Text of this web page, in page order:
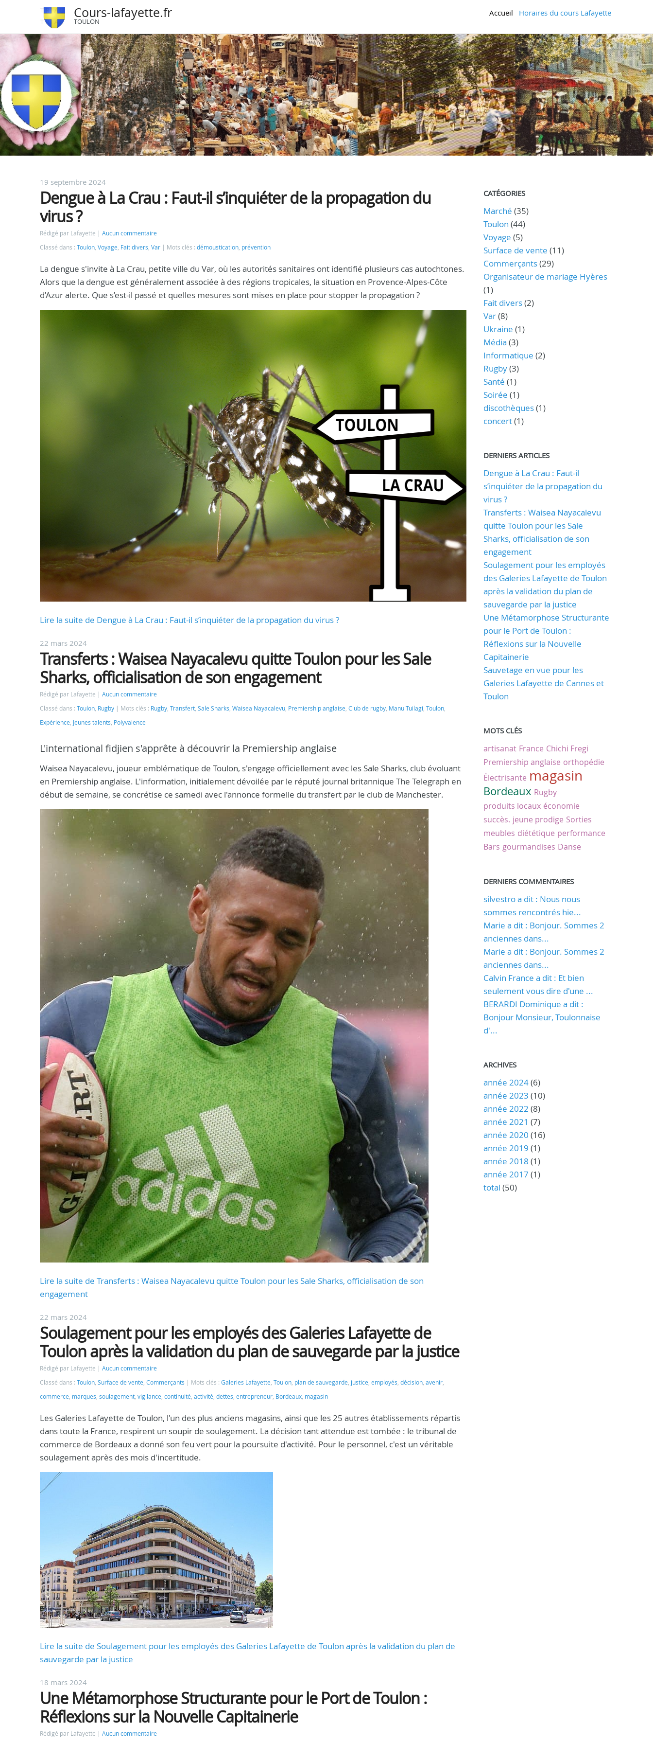
Cours-lafayette.fr
TOULON
Accueil Horaires du cours Lafayette
19 septembre 2024
Dengue à La Crau : Faut-il s’inquiéter de la propagation du
virus ?
Rédigé par Lafayette
Aucun commentaire
Classé dans : Toulon, Voyage, Fait divers, Var Mots clés : démoustication, prévention
La dengue s'invite à La Crau, petite ville du Var, où les autorités sanitaires ont identifié plusieurs cas autochtones.
Alors que la dengue est généralement associée à des régions tropicales, la situation en Provence-Alpes-Côte
d’Azur alerte. Que s’est-il passé et quelles mesures sont mises en place pour stopper la propagation ?
Lire la suite de Dengue à La Crau : Faut-il s’inquiéter de la propagation du virus ?
22 mars 2024
Transferts : Waisea Nayacalevu quitte Toulon pour les Sale
Sharks, officialisation de son engagement
Rédigé par Lafayette
Aucun commentaire
Classé dans : Toulon, Rugby Mots clés : Rugby, Transfert, Sale Sharks, Waisea Nayacalevu, Premiership anglaise, Club de rugby, Manu Tuilagi, Toulon,
Expérience, Jeunes talents, Polyvalence
L'international fidjien s'apprête à découvrir la Premiership anglaise
Waisea Nayacalevu, joueur emblématique de Toulon, s'engage officiellement avec les Sale Sharks, club évoluant
en Premiership anglaise. L'information, initialement dévoilée par le réputé journal britannique The Telegraph en
début de semaine, se concrétise ce samedi avec l'annonce formelle du transfert par le club de Manchester.
Lire la suite de Transferts : Waisea Nayacalevu quitte Toulon pour les Sale Sharks, officialisation de son
engagement
22 mars 2024
Soulagement pour les employés des Galeries Lafayette de
Toulon après la validation du plan de sauvegarde par la justice
Rédigé par Lafayette
Aucun commentaire
Classé dans : Toulon, Surface de vente, Commerçants Mots clés : Galeries Lafayette, Toulon, plan de sauvegarde, justice, employés, décision, avenir,
commerce, marques, soulagement, vigilance, continuité, activité, dettes, entrepreneur, Bordeaux, magasin
Les Galeries Lafayette de Toulon, l'un des plus anciens magasins, ainsi que les 25 autres établissements répartis
dans toute la France, respirent un soupir de soulagement. La décision tant attendue est tombée : le tribunal de
commerce de Bordeaux a donné son feu vert pour la poursuite d'activité. Pour le personnel, c'est un véritable
soulagement après des mois d'incertitude.
Lire la suite de Soulagement pour les employés des Galeries Lafayette de Toulon après la validation du plan de
sauvegarde par la justice
18 mars 2024
Une Métamorphose Structurante pour le Port de Toulon :
Réflexions sur la Nouvelle Capitainerie
Rédigé par Lafayette Aucun commentaire
CATÉGORIES
Marché (35)
Toulon (44)
Voyage (5)
Surface de vente (11)
Commerçants(29)
Organisateur de mariage Hyères
(1)
Fait divers(2)
Var(8)
Ukraine (1)
Média (3)
Informatique (2)
Rugby(3)
Santé (1)
Soirée (1)
discothèques(1)
concert(1)
DERNIERS ARTICLES
Dengue à La Crau : Faut-il
s’inquiéter de la propagation du
virus ?
Transferts : Waisea Nayacalevu
quitte Toulon pour les Sale
Sharks, officialisation de son
engagement
Soulagement pour les employés
des Galeries Lafayette de Toulon
après la validation du plan de
sauvegarde par la justice
Une Métamorphose Structurante
pour le Port de Toulon :
Réflexions sur la Nouvelle
Capitainerie
Sauvetage en vue pour les
Galeries Lafayette de Cannes et
Toulon
MOTS CLÉS
artisanat France Chichi Fregi
Premiership anglaise orthopédie
Électrisante magasin
Bordeaux Rugby
produits locaux économie
succès. jeune prodige Sorties
meubles diététique performance
Bars gourmandises Danse
DERNIERS COMMENTAIRES
silvestro a dit : Nous nous
sommes rencontrés hie...
Marie a dit : Bonjour. Sommes 2
anciennes dans...
Marie a dit : Bonjour. Sommes 2
anciennes dans...
Calvin France a dit : Et bien
seulement vous dire d'une ...
BERARDI Dominique a dit :
Bonjour Monsieur, Toulonnaise
d'...
ARCHIVES
année 2024(6)
année 2023 (10)
année 2022 (8)
année 2021 (7)
année 2020 (16)
année 2019 (1)
année 2018 (1)
année 2017 (1)
total (50)